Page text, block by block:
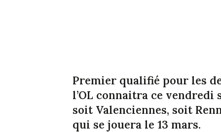
Premier qualifié pour les
l’OL connaitra ce
soit Valenciennes, soit
qui se jouera le 13 mars.